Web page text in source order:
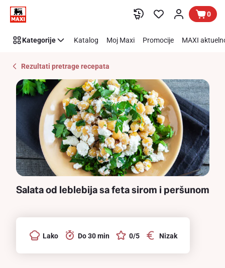
Preskoči link
Recipe
Details
0
Kategorije Katalog Moj Maxi Promocije MAXI
Rezultati pretrage recepata
Salata od leblebija sa feta sirom i peršunom
Lako Do 30 min 0/5 Nizak